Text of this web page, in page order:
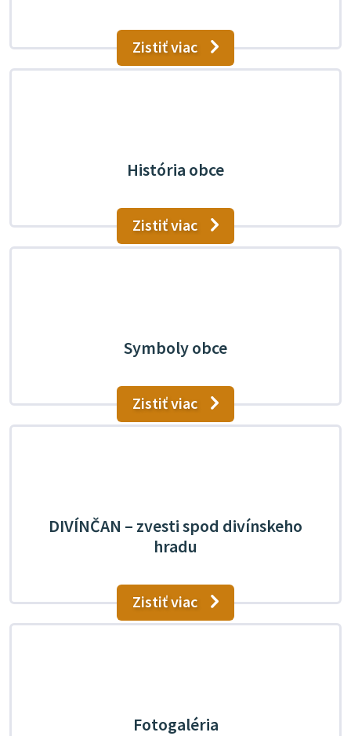
Zistiť viac
História obce
Zistiť viac
Symboly obce
Zistiť viac
DIVÍNČAN – zvesti spod divínskeho
hradu
Zistiť viac
Fotogaléria